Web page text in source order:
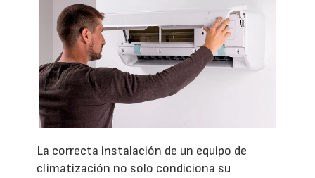
La correcta instalación de un equipo de
climatización no solo condiciona su